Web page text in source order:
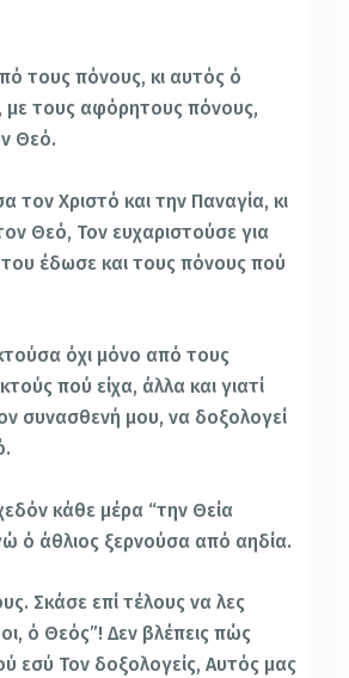
τους πόνους, κι αυτός ό
με τους αφόρητους πόνους,
Θεό.
τον Χριστό και την Παναγία, κι
Θεό, Τον ευχαριστούσε για
έδωσε και τους πόνους πού
όχι μόνο από τους
πού είχα, άλλα και γιατί
συνασθενή μου, να δοξολογεί
κάθε μέρα “την Θεία
ό άθλιος ξερνούσα από αηδία.
Σκάσε επί τέλους να λες
ό Θεός”! Δεν βλέπεις πώς
εσύ Τον δοξολογείς, Αυτός μας